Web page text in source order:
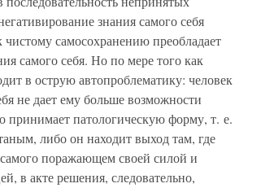
знания самого себя
чистому самосохранению преобладает
самого себя. Но по мере того как
в острую автопроблематику: человек
не дает ему больше возможности
принимает патологическую форму, т. е.
либо он находит выход там, где
поражающем своей силой и
в акте решения, следовательно,